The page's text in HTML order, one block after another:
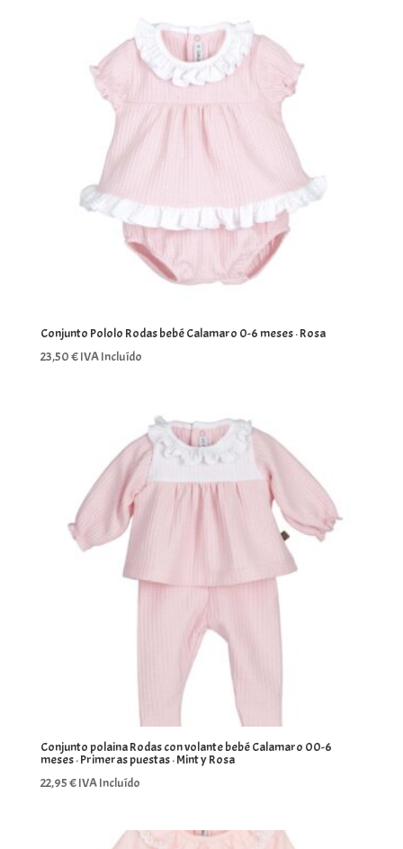
Conjunto Pololo Rodas bebé Calamaro 0-6 meses · Rosa
23,50€IVA Incluído
Conjunto polaina Rodas con volante bebé Calamaro 00-6
meses · Primeras puestas · Mint y Rosa
22,95€IVA Incluído